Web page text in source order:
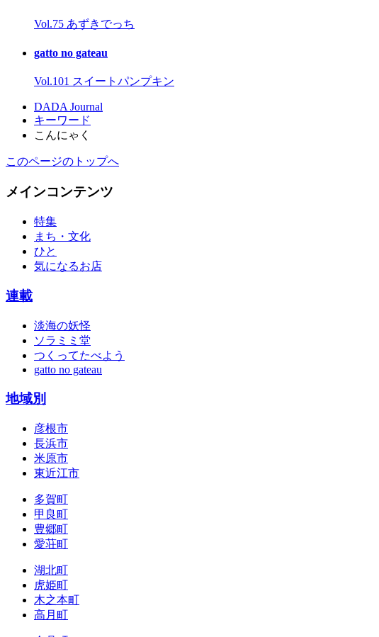
Vol.75 あずきでっち
gatto no gateau
Vol.101 スイートパンプキン
DADA Journal
キーワード
こんにゃく
このページのトップへ
メインコンテンツ
特集
まち・文化
ひと
気になるお店
連載
淡海の妖怪
ソラミミ堂
つくってたべよう
gatto no gateau
地域別
彦根市
長浜市
米原市
東近江市
多賀町
甲良町
豊郷町
愛荘町
湖北町
虎姫町
木之本町
高月町